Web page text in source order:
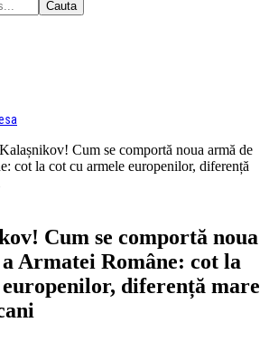
Cum se comportă noua armă de
cot la cot cu armele europenilor, diferență
Cum se comportă noua
Armatei Române: cot la
diferență mare